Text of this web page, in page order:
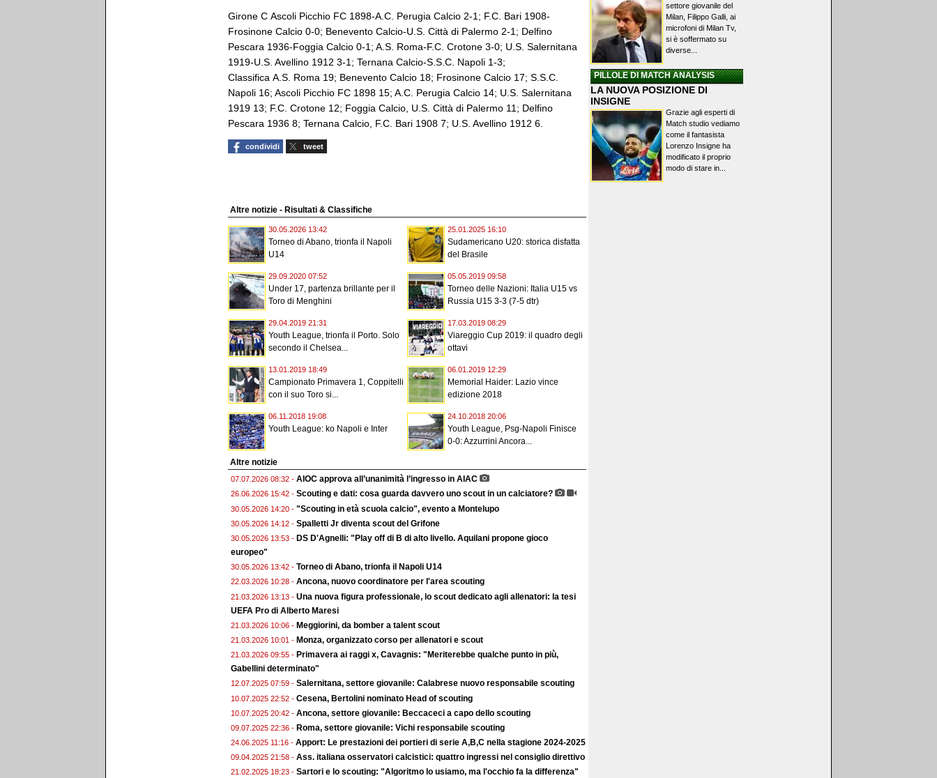
Girone C Ascoli Picchio FC 1898-A.C. Perugia Calcio 2-1; F.C. Bari 1908-
Frosinone Calcio 0-0; Benevento Calcio-U.S. Città di Palermo 2-1; Delfino
Pescara 1936-Foggia Calcio 0-1; A.S. Roma-F.C. Crotone 3-0; U.S. Salernitana
1919-U.S. Avellino 1912 3-1; Ternana Calcio-S.S.C. Napoli 1-3;
Classifica A.S. Roma 19; Benevento Calcio 18; Frosinone Calcio 17; S.S.C.
Napoli 16; Ascoli Picchio FC 1898 15; A.C. Perugia Calcio 14; U.S. Salernitana
1919 13; F.C. Crotone 12; Foggia Calcio, U.S. Città di Palermo 11; Delfino
Pescara 1936 8; Ternana Calcio, F.C. Bari 1908 7; U.S. Avellino 1912 6.
condividi tweet
Altre notizie - Risultati & Classifiche
30.05.2026 13:42
Torneo di Abano, trionfa il Napoli
U14
25.01.2025 16:10
Sudamericano U20: storica disfatta
del Brasile
29.09.2020 07:52
Under 17, partenza brillante per il
Toro di Menghini
05.05.2019 09:58
Torneo delle Nazioni: Italia U15 vs
Russia U15 3-3 (7-5 dtr)
29.04.2019 21:31
Youth League, trionfa il Porto. Solo
secondo il Chelsea...
17.03.2019 08:29
Viareggio Cup 2019: il quadro degli
ottavi
13.01.2019 18:49
Campionato Primavera 1, Coppitelli
con il suo Toro si...
06.01.2019 12:29
Memorial Haider: Lazio vince
edizione 2018
06.11.2018 19:08
Youth League: ko Napoli e Inter
24.10.2018 20:06
Youth League, Psg-Napoli Finisce
0-0: Azzurrini Ancora...
Altre notizie
07.07.2026 08:32 - AIOC approva all’unanimità l’ingresso in AIAC
26.06.2026 15:42 - Scouting e dati: cosa guarda davvero uno scout in un calciatore?
30.05.2026 14:20 - "Scouting in età scuola calcio", evento a Montelupo
30.05.2026 14:12 - Spalletti Jr diventa scout del Grifone
30.05.2026 13:53 - DS D'Agnelli: "Play off di B di alto livello. Aquilani propone gioco
europeo"
30.05.2026 13:42 - Torneo di Abano, trionfa il Napoli U14
22.03.2026 10:28 - Ancona, nuovo coordinatore per l'area scouting
21.03.2026 13:13 - Una nuova figura professionale, lo scout dedicato agli allenatori: la tesi
UEFA Pro di Alberto Maresi
21.03.2026 10:06 - Meggiorini, da bomber a talent scout
21.03.2026 10:01 - Monza, organizzato corso per allenatori e scout
21.03.2026 09:55 - Primavera ai raggi x, Cavagnis: "Meriterebbe qualche punto in più,
Gabellini determinato"
12.07.2025 07:59 - Salernitana, settore giovanile: Calabrese nuovo responsabile scouting
10.07.2025 22:52 - Cesena, Bertolini nominato Head of scouting
10.07.2025 20:42 - Ancona, settore giovanile: Beccaceci a capo dello scouting
09.07.2025 22:36 - Roma, settore giovanile: Vichi responsabile scouting
24.06.2025 11:16 - Apport: Le prestazioni dei portieri di serie A,B,C nella stagione 2024-2025
09.04.2025 21:58 - Ass. italiana osservatori calcistici: quattro ingressi nel consiglio direttivo
21.02.2025 18:23 - Sartori e lo scouting: "Algoritmo lo usiamo, ma l'occhio fa la differenza"
settore giovanile del
Milan, Filippo Galli, ai
microfoni di Milan Tv,
si è soffermato su
diverse...
PILLOLE DI MATCH ANALYSIS
LA NUOVA POSIZIONE DI
INSIGNE
Grazie agli esperti di
Match studio vediamo
come il fantasista
Lorenzo Insigne ha
modificato il proprio
modo di stare in...